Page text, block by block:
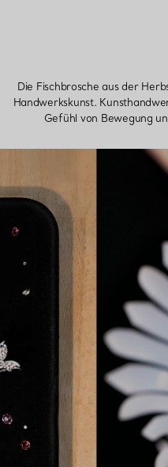
Die Fischbrosche aus der
Handwerkskunst.
Gefühl von Bewegung